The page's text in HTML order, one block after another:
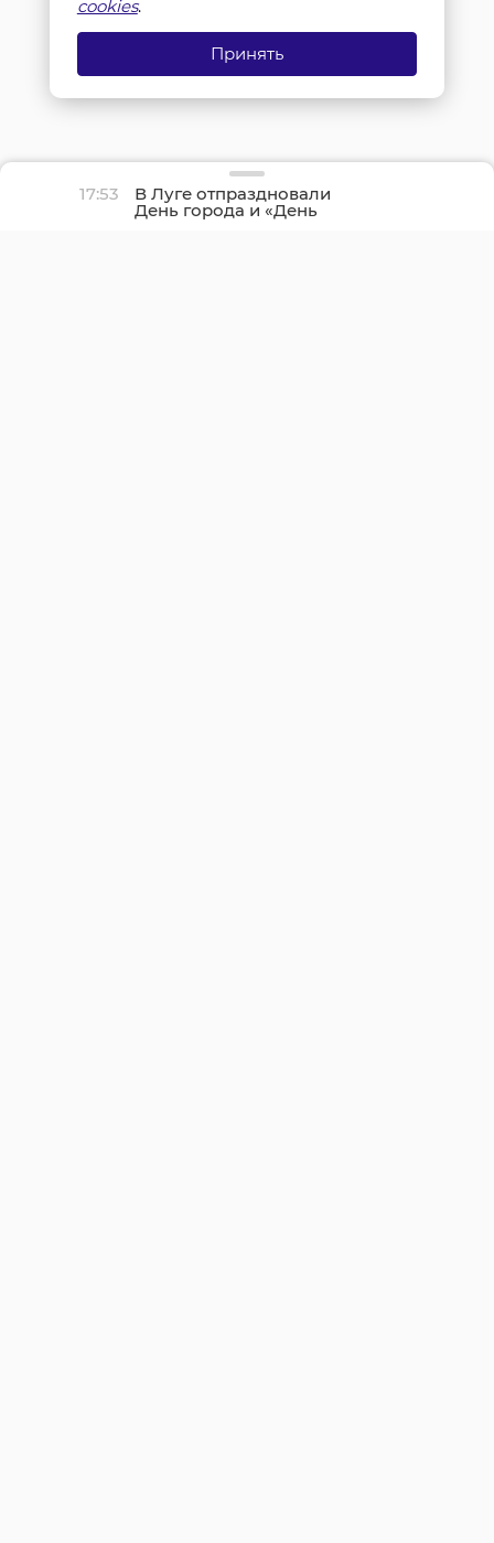
17:53 В Луге отпраздновали
День города и «День
детства»
cookies.
Принять